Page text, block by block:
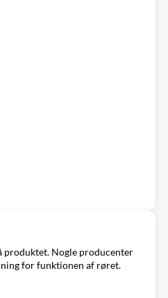
produktet. Nogle producenter
for funktionen af røret.